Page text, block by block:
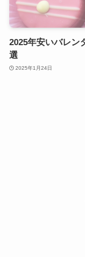
2025年安いバレン
選
2025年1月24日